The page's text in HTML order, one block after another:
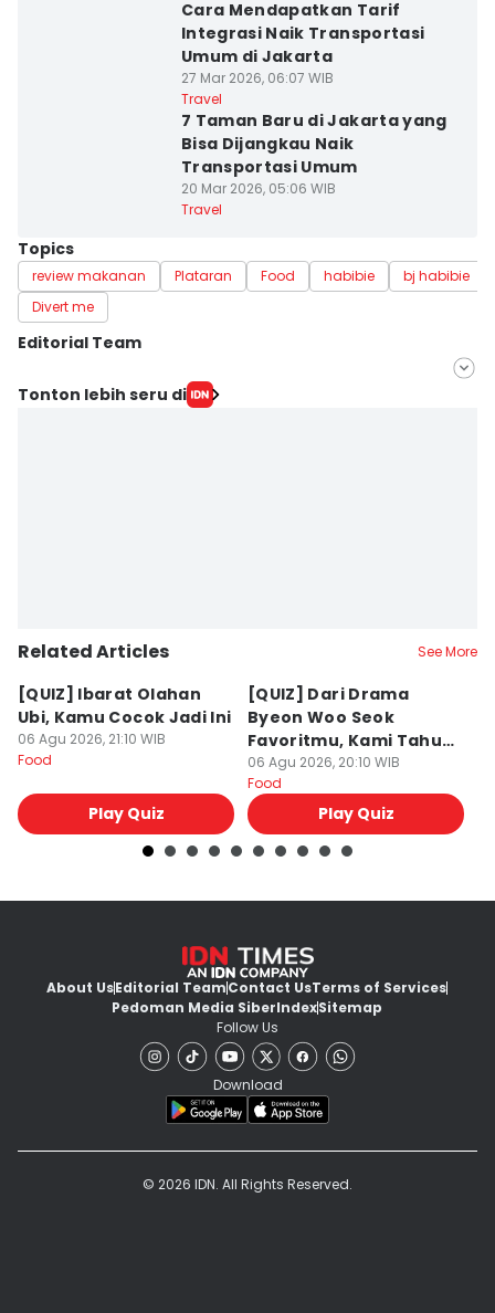
Cara Mendapatkan Tarif
Integrasi Naik Transportasi
Umum di Jakarta
27 Mar 2026, 06:07 WIB
Travel
7 Taman Baru di Jakarta yang
Bisa Dijangkau Naik
Transportasi Umum
20 Mar 2026, 05:06 WIB
Travel
Topics
review makanan Plataran Food habibie
bj habibie
Divert me
Editorial Team
Editor
Tonton lebih seru di
Related Articles See More
[QUIZ] Ibarat Olahan
Ubi, Kamu Cocok Jadi Ini
06 Agu 2026, 21:10 WIB
Food
Play Quiz
[QUIZ] Dari Drama
Byeon Woo Seok
Favoritmu, Kami Tahu
Makanan yang Cocok
untukmu
06 Agu 2026, 20:10 WIB
Food
Play Quiz
About UsEditorial TeamContact UsTerms of Services
Pedoman Media SiberIndexSitemap
Follow Us
Download
© 2026 IDN. All Rights Reserved.